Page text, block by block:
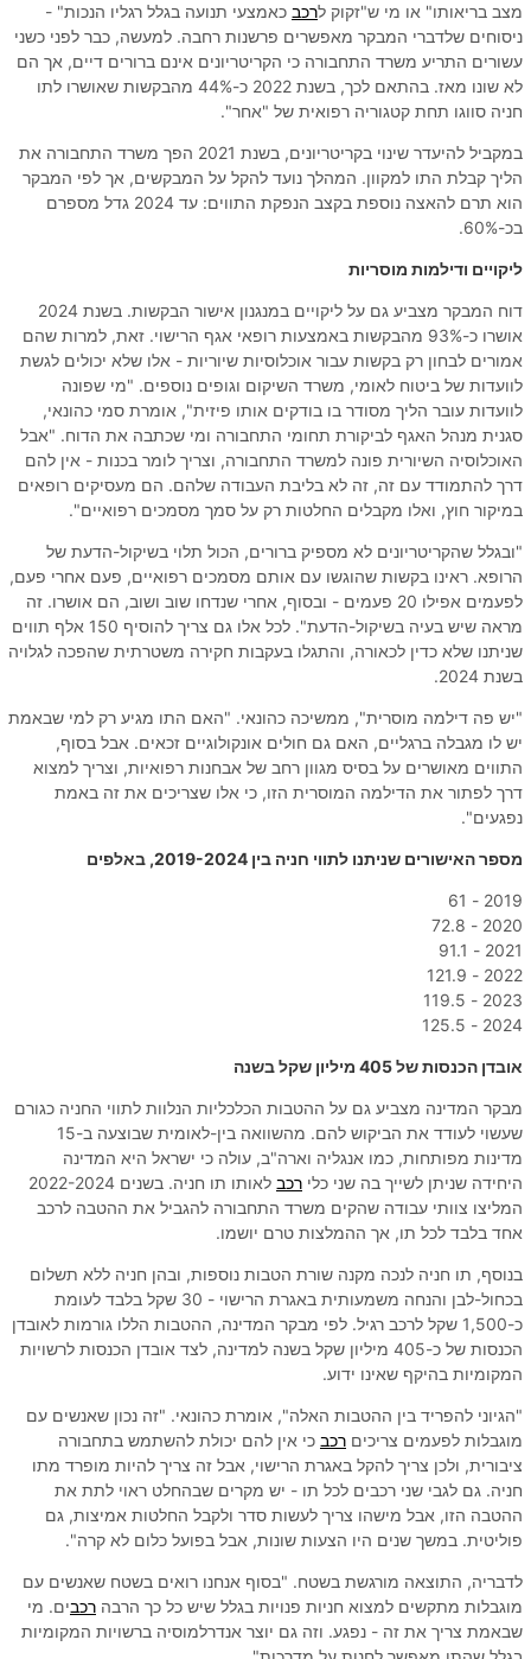
מצב בריאותו" או מי ש"זקוק לרכב כאמצעי תנועה בגלל רגליו הנכות" -
ניסוחים שלדברי המבקר מאפשרים פרשנות רחבה. למעשה, כבר לפני כשני
עשורים התריע משרד התחבורה כי הקריטריונים אינם ברורים דיים, אך הם
לא שונו מאז. בהתאם לכך, בשנת 2022 כ-44% מהבקשות שאושרו לתו
חניה סווגו תחת קטגוריה רפואית של "אחר".
במקביל להיעדר שינוי בקריטריונים, בשנת 2021 הפך משרד התחבורה את
הליך קבלת התו למקוון. המהלך נועד להקל על המבקשים, אך לפי המבקר
הוא תרם להאצה נוספת בקצב הנפקת התווים: עד 2024 גדל מספרם
בכ-60%.
ליקויים ודילמות מוסריות
דוח המבקר מצביע גם על ליקויים במנגנון אישור הבקשות. בשנת 2024
אושרו כ-93% מהבקשות באמצעות רופאי אגף הרישוי. זאת, למרות שהם
אמורים לבחון רק בקשות עבור אוכלוסיות שיוריות - אלו שלא יכולים לגשת
לוועדות של ביטוח לאומי, משרד השיקום וגופים נוספים. "מי שפונה
לוועדות עובר הליך מסודר בו בודקים אותו פיזית", אומרת סמי כהונאי,
סגנית מנהל האגף לביקורת תחומי התחבורה ומי שכתבה את הדוח. "אבל
האוכלוסיה השיורית פונה למשרד התחבורה, וצריך לומר בכנות - אין להם
דרך להתמודד עם זה, זה לא בליבת העבודה שלהם. הם מעסיקים רופאים
במיקור חוץ, ואלו מקבלים החלטות רק על סמך מסמכים רפואיים".
"ובגלל שהקריטריונים לא מספיק ברורים, הכול תלוי בשיקול-הדעת של
הרופא. ראינו בקשות שהוגשו עם אותם מסמכים רפואיים, פעם אחרי פעם,
לפעמים אפילו 20 פעמים - ובסוף, אחרי שנדחו שוב ושוב, הם אושרו. זה
מראה שיש בעיה בשיקול-הדעת". לכל אלו גם צריך להוסיף 150 אלף תווים
שניתנו שלא כדין לכאורה, והתגלו בעקבות חקירה משטרתית שהפכה לגלויה
בשנת 2024.
"יש פה דילמה מוסרית", ממשיכה כהונאי. "האם התו מגיע רק למי שבאמת
יש לו מגבלה ברגליים, האם גם חולים אונקולוגיים זכאים. אבל בסוף,
התווים מאושרים על בסיס מגוון רחב של אבחנות רפואיות, וצריך למצוא
דרך לפתור את הדילמה המוסרית הזו, כי אלו שצריכים את זה באמת
נפגעים".
מספר האישורים שניתנו לתווי חניה בין 2019-2024, באלפים
2019 - 61
2020 - 72.8
2021 - 91.1
2022 - 121.9
2023 - 119.5
2024 - 125.5
אובדן הכנסות של 405 מיליון שקל בשנה
מבקר המדינה מצביע גם על ההטבות הכלכליות הנלוות לתווי החניה כגורם
שעשוי לעודד את הביקוש להם. מהשוואה בין-לאומית שבוצעה ב-15
מדינות מפותחות, כמו אנגליה וארה"ב, עולה כי ישראל היא המדינה
היחידה שניתן לשייך בה שני כלי רכב
לאותו תו חניה. בשנים 2022-2024
המליצו צוותי עבודה שהקים משרד התחבורה להגביל את ההטבה לרכב
אחד בלבד לכל תו, אך ההמלצות טרם יושמו.
בנוסף, תו חניה לנכה מקנה שורת הטבות נוספות, ובהן חניה ללא תשלום
בכחול-לבן והנחה משמעותית באגרת הרישוי - 30 שקל בלבד לעומת
כ-1,500 שקל לרכב רגיל. לפי מבקר המדינה, ההטבות הללו גורמות לאובדן
הכנסות של כ-405 מיליון שקל בשנה למדינה, לצד אובדן הכנסות לרשויות
המקומיות בהיקף שאינו ידוע.
"הגיוני להפריד בין ההטבות האלה", אומרת כהונאי. "זה נכון שאנשים עם
מוגבלות לפעמים צריכים רכב כי אין להם יכולת להשתמש בתחבורה
ציבורית, ולכן צריך להקל באגרת הרישוי, אבל זה צריך להיות מופרד מתו
חניה. גם לגבי שני רכבים לכל תו - יש מקרים שבהחלט ראוי לתת את
ההטבה הזו, אבל מישהו צריך לעשות סדר ולקבל החלטות אמיצות, גם
פוליטית. במשך שנים היו הצעות שונות, אבל בפועל כלום לא קרה".
לדבריה, התוצאה מורגשת בשטח. "בסוף אנחנו רואים בשטח שאנשים עם
מוגבלות מתקשים למצוא חניות פנויות בגלל שיש כל כך הרבה רכבים. מי
שבאמת צריך את זה - נפגע. וזה גם יוצר אנדרלמוסיה ברשויות המקומיות